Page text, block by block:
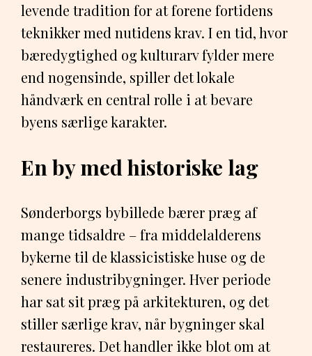
levende tradition for at forene fortidens
teknikker med nutidens krav. I en tid, hvor
bæredygtighed og kulturarv fylder mere
end nogensinde, spiller det lokale
håndværk en central rolle i at bevare
byens særlige karakter.
En by med historiske lag
Sønderborgs bybillede bærer præg af
mange tidsaldre – fra middelalderens
bykerne til de klassicistiske huse og de
senere industribygninger. Hver periode
har sat sit præg på arkitekturen, og det
stiller særlige krav, når bygninger skal
restaureres. Det handler ikke blot om at